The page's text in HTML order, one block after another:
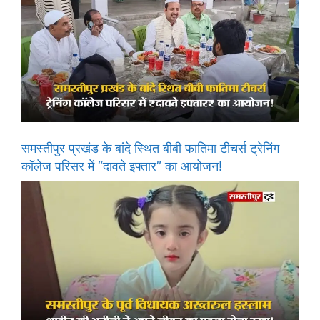
समस्तीपुर प्रखंड के बांदे स्थित बीबी फातिमा टीचर्स ट्रेनिंग
कॉलेज परिसर में “दावते इफ्तार” का आयोजन!